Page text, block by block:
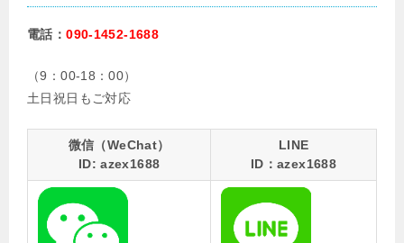
電話：090-1452-1688
（9：00-18：00）
土日祝日もご対応
微信（WeChat）
ID: azex1688
LINE
ID：azex1688